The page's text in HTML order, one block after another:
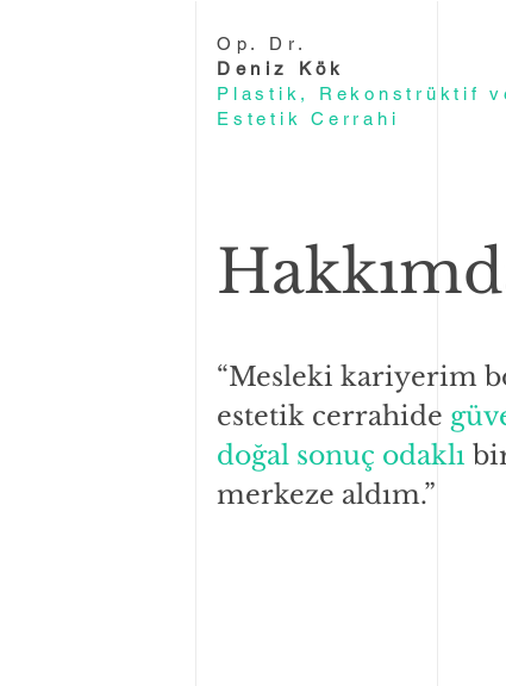
Op. Dr.
Deniz Kök
Plastik, Rekonstrüktif
Estetik Cerrahi
“Mesleki kariyerim
estetik cerrahide
doğal sonuç odaklı
merkeze aldım.”